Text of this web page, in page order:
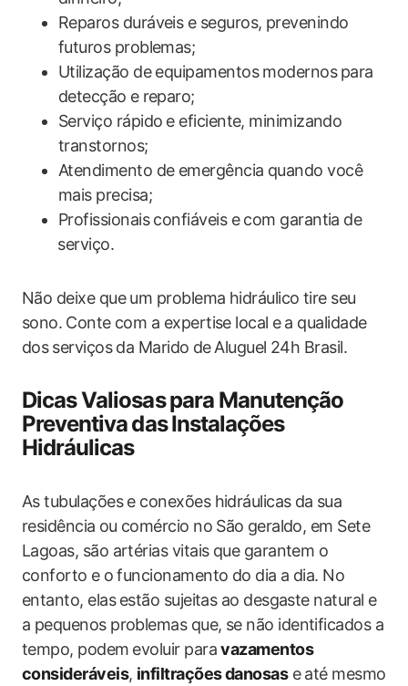
Reparos duráveis e seguros, prevenindo
futuros problemas;
Utilização ‌de equipamentos modernos ⁤para
detecção⁣ e reparo;
Serviço rápido⁢ e eficiente, ​minimizando
‍transtornos;
Atendimento de emergência quando você
mais precisa;
Profissionais confiáveis e com garantia ‌de
⁤serviço.
Não deixe​ que um problema hidráulico tire seu
sono.⁤ Conte com a expertise local ⁤e a qualidade
dos⁤ serviços da ‌Marido ⁣de ⁣Aluguel 24h Brasil.
Dicas Valiosas ⁣para Manutenção⁣
Preventiva⁣ das⁤ Instalações
Hidráulicas
As‌ tubulações e ​conexões hidráulicas da⁤ sua
residência ⁣ou ​comércio no São⁤ geraldo, em‌ Sete
Lagoas, são‌ artérias vitais que​ garantem o
conforto⁤ e o funcionamento ​do dia a dia. ‍No
entanto, elas ⁣estão sujeitas ao desgaste natural e
a pequenos‌ problemas que, se não identificados‍ a
tempo, podem ⁢evoluir paravazamentos
consideráveis, infiltrações danosase até mesmo